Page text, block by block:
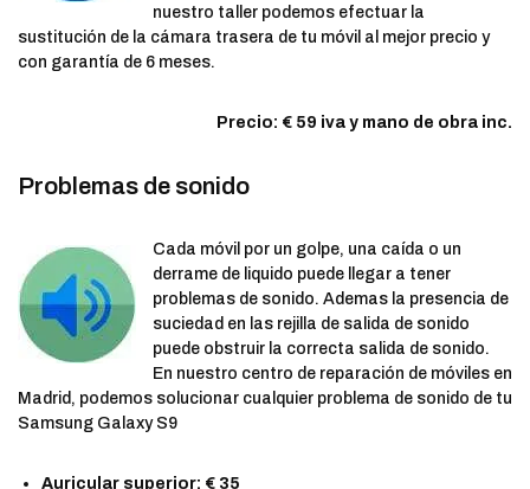
nuestro taller podemos efectuar la
sustitución de la cámara trasera de tu móvil al mejor precio y
con garantía de 6 meses.
Precio: € 59 iva y mano de obra inc.
Problemas de sonido
Cada móvil por un golpe, una caída o un
derrame de liquido puede llegar a tener
problemas de sonido. Ademas la presencia de
suciedad en las rejilla de salida de sonido
puede obstruir la correcta salida de sonido.
En nuestro centro de reparación de móviles en
Madrid, podemos solucionar cualquier problema de sonido de tu
Samsung Galaxy S9
Auricular superior: € 35